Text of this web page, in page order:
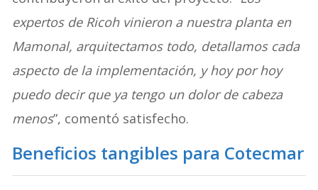
expertos de Ricoh vinieron a nuestra planta en
Mamonal, arquitectamos todo, detallamos cada
aspecto de la implementación, y hoy por hoy
puedo decir que ya tengo un dolor de cabeza
menos”, comentó satisfecho.
Beneficios tangibles para Cotecmar